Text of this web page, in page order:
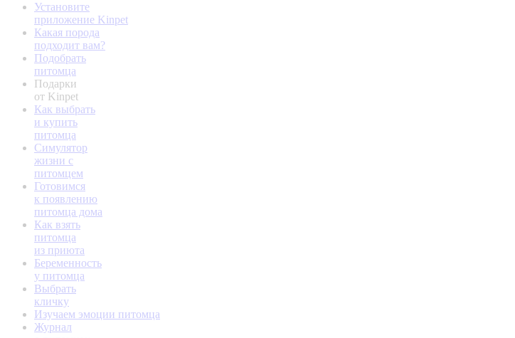
Установите
приложение Kinpet
Какая порода
подходит вам?
Подобрать
питомца
Подарки
от Kinpet
Как выбрать
и купить
питомца
Симулятор
жизни с
питомцем
Готовимся
к появлению
питомца дома
Как взять
питомца
из приюта
Беременность
у питомца
Выбрать
кличку
Изучаем эмоции питомца
Журнал